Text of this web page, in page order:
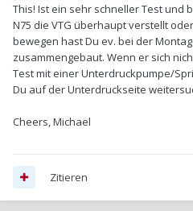
This! Ist ein sehr schneller Test und
N75 die VTG überhaupt verstellt
bewegen hast Du ev. bei der
zusammengebaut. Wenn er sich
Test mit einer Unterdruckpumpe/
Du auf der Unterdruckseite
Cheers, Michael
Zitieren